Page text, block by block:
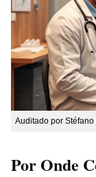
Auditado por
Por Onde